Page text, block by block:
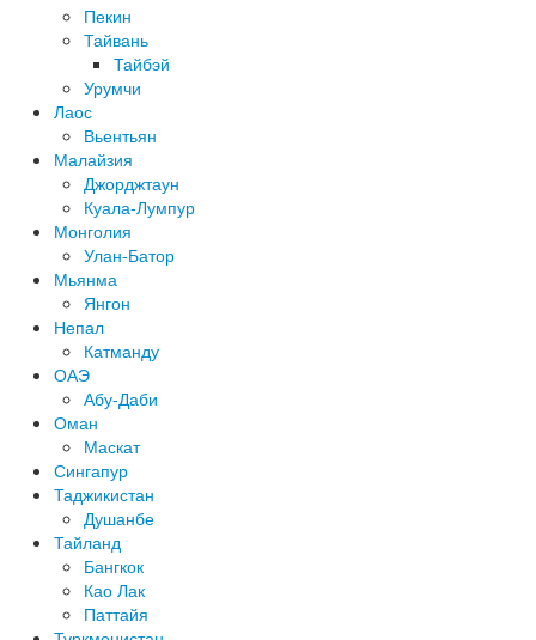
Пекин
Тайвань
Тайбэй
Урумчи
Лаос
Вьентьян
Малайзия
Джорджтаун
Куала-Лумпур
Монголия
Улан-Батор
Мьянма
Янгон
Непал
Катманду
ОАЭ
Абу-Даби
Оман
Маскат
Сингапур
Таджикистан
Душанбе
Тайланд
Бангкок
Као Лак
Паттайя